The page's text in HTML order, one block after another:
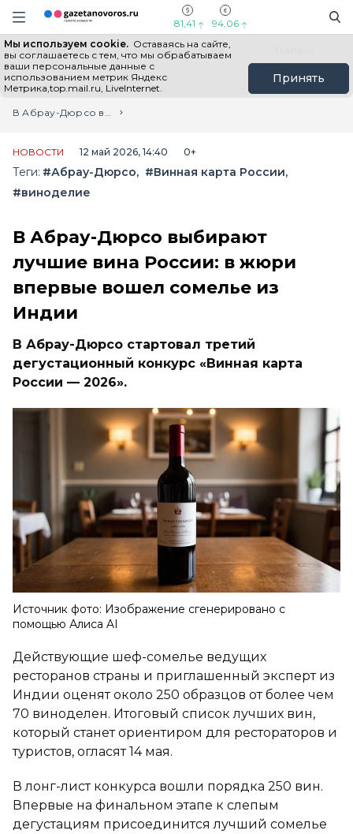
Информационный портал "ГазетаНоворос.ру"
Навигация сайта
81,41 94,06
Мы используем cookie. Оставаясь на сайте,
вы соглашаетесь с тем, что мы обрабатываем
ваши персональные данные с
использованием метрик Яндекс
Метрика,top.mail.ru, LiveInternet.
Принять
Все новости Новости России
Главная
Лента новостей
В Абрау-Дюрсо выбирают лучшие вина России: в жюри впервые вошел сомелье из Индии
НОВОСТИ 12 май 2026, 14:40 0+
Теги: #Абрау-Дюрсо
#Винная карта России
#виноделие
В Абрау-Дюрсо выбирают
лучшие вина России: в жюри
впервые вошел сомелье из
Индии
В Абрау-Дюрсо стартовал третий
дегустационный конкурс «Винная карта
России — 2026».
Источник фото: Изображение сгенерировано с
помощью Алиса AI
Действующие шеф-сомелье ведущих
ресторанов страны и приглашенный эксперт из
Индии оценят около 250 образцов от более чем
70 виноделен. Итоговый список лучших вин,
который станет ориентиром для рестораторов и
туристов, огласят 14 мая.
В лонг-лист конкурса вошли порядка 250 вин.
Впервые на финальном этапе к слепым
дегустациям присоединится лучший сомелье